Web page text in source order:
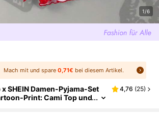
1/6
Mach mit und spare 0,71€ bei diesem Artikel.
SHEIN Damen-Pyjama-Set
Print: Cami Top und
4,76 (25)